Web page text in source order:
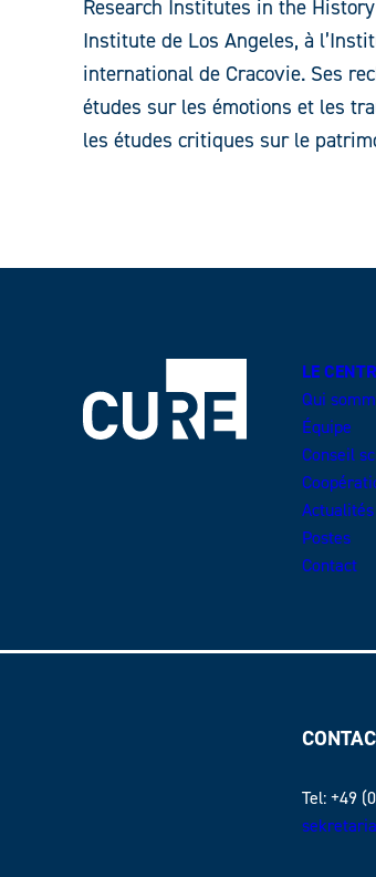
Research Institutes in the
Institute de Los Angeles, à
international de Cracovie. Ses
études sur les émotions et les
les études critiques sur le
LE
Qui
Équipe
Conseil
Actualités
Postes
Contact
Tel: +49